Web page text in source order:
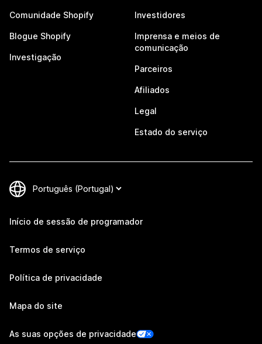
Comunidade Shopify
Blogue Shopify
Investigação
Investidores
Imprensa e meios de
comunicação
Parceiros
Afiliados
Legal
Estado do serviço
Início de sessão de programador
Termos de serviço
Política de privacidade
Mapa do site
As suas opções de privacidade